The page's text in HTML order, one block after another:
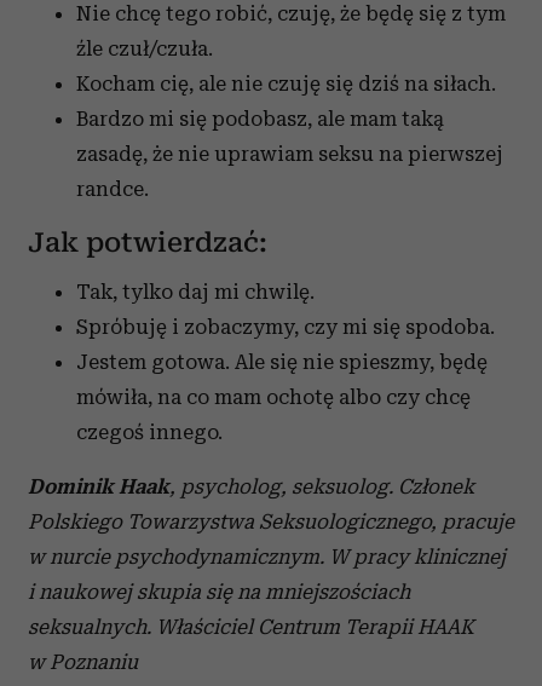
Nie chcę tego robić, czuję, że będę się z tym
źle czuł/czuła.
Kocham cię, ale nie czuję się dziś na siłach.
Bardzo mi się podobasz, ale mam taką
zasadę, że nie uprawiam seksu na pierwszej
randce.
Jak potwierdzać:
Tak, tylko daj mi chwilę.
Spróbuję i zobaczymy, czy mi się spodoba.
Jestem gotowa. Ale się nie spieszmy, będę
mówiła, na co mam ochotę albo czy chcę
czegoś innego.
Dominik Haak, psycholog, seksuolog. Członek
Polskiego Towarzystwa Seksuologicznego, pracuje
w nurcie psychodynamicznym. W pracy klinicznej
i naukowej skupia się na mniejszościach
seksualnych. Właściciel Centrum Terapii HAAK
w Poznaniu